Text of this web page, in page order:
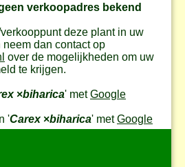
verkoopadres bekend
deze plant in uw
dan contact op
over de mogelijkheden om uw
te krijgen.
×biharica' metGoogle
'Carex×biharica' metGoogle